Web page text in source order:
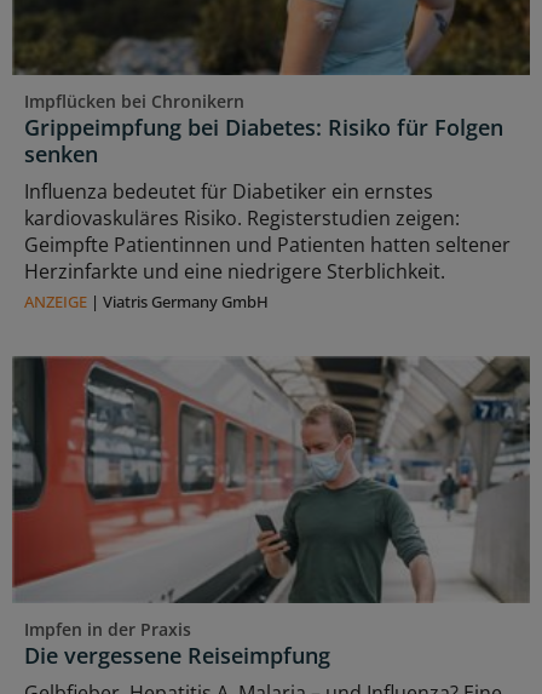
Impflücken bei Chronikern
Grippeimpfung bei Diabetes: Risiko für Folgen
senken
Influenza bedeutet für Diabetiker ein ernstes
kardiovaskuläres Risiko. Registerstudien zeigen:
Geimpfte Patientinnen und Patienten hatten seltener
Herzinfarkte und eine niedrigere Sterblichkeit.
ANZEIGE | Viatris Germany GmbH
Impfen in der Praxis
Die vergessene Reiseimpfung